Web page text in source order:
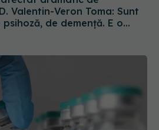
Valentin-Veron Toma: Sunt
de demență. E o
care păreau să fie